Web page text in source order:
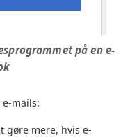
på en e-
mails:
gøre mere, hvis e-